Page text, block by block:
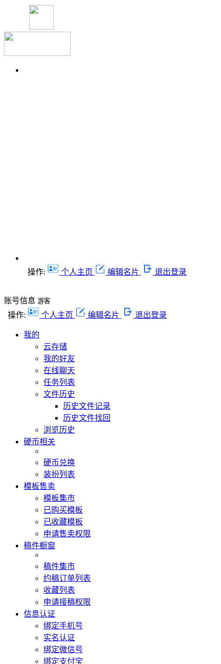
操作: 个人主页 编辑名片 退出登录
账号信息 游客
操作: 个人主页 编辑名片 退出登录
我的
云存储
我的好友
在线聊天
任务列表
文件历史
历史文件记录
历史文件找回
浏览历史
硬币相关
硬币兑换
装扮列表
模板售卖
模板集市
已购买模板
已收藏模板
申请售卖权限
稿件橱窗
稿件集市
约稿订单列表
收藏列表
申请接稿权限
信息认证
绑定手机号
实名认证
绑定微信号
绑定支付宝